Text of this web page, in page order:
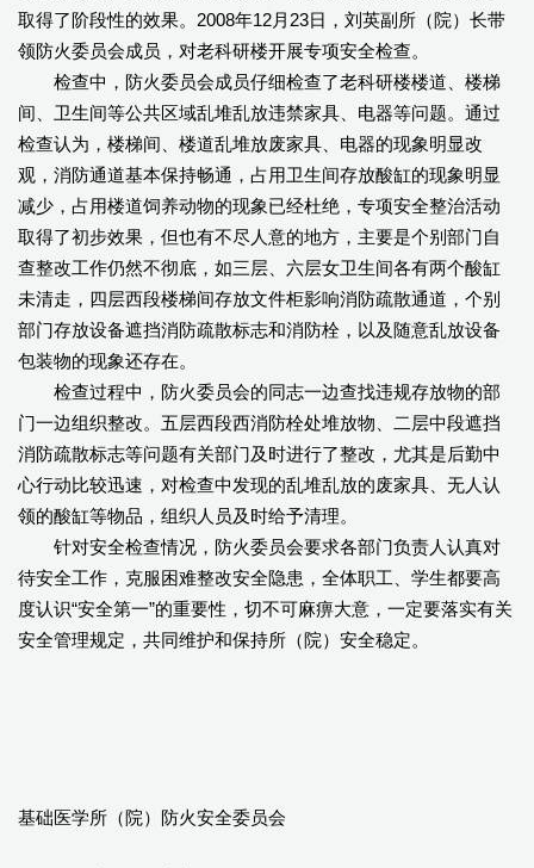
取得了阶段性的效果。2008年12月23日，刘英副所（院）长带
领防火委员会成员，对老科研楼开展专项安全检查。
检查中，防火委员会成员仔细检查了老科研楼楼道、楼梯
间、卫生间等公共区域乱堆乱放违禁家具、电器等问题。通过
检查认为，楼梯间、楼道乱堆放废家具、电器的现象明显改
观，消防通道基本保持畅通，占用卫生间存放酸缸的现象明显
减少，占用楼道饲养动物的现象已经杜绝，专项安全整治活动
取得了初步效果，但也有不尽人意的地方，主要是个别部门自
查整改工作仍然不彻底，如三层、六层女卫生间各有两个酸缸
未清走，四层西段楼梯间存放文件柜影响消防疏散通道，个别
部门存放设备遮挡消防疏散标志和消防栓，以及随意乱放设备
包装物的现象还存在。
检查过程中，防火委员会的同志一边查找违规存放物的部
门一边组织整改。五层西段西消防栓处堆放物、二层中段遮挡
消防疏散标志等问题有关部门及时进行了整改，尤其是后勤中
心行动比较迅速，对检查中发现的乱堆乱放的废家具、无人认
领的酸缸等物品，组织人员及时给予清理。
针对安全检查情况，防火委员会要求各部门负责人认真对
待安全工作，克服困难整改安全隐患，全体职工、学生都要高
度认识“安全第一”的重要性，切不可麻痹大意，一定要落实有关
安全管理规定，共同维护和保持所（院）安全稳定。
基础医学所（院）防火安全委员会